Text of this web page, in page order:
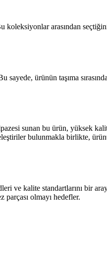
arasından
ürünün taşıma
sunan bu ürün, yüksek
bulunmakla birlikte,
ve kalite standartlarını bir
olmayı hedefler.